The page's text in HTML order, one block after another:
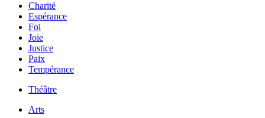
Charité
Espérance
Foi
Joie
Justice
Paix
Tempérance
Théâtre
Arts